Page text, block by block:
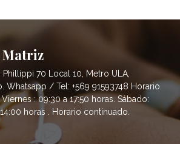
Matriz
Phillippi 70 Local 10, Metro ULA,
Whatsapp / Tel: +569 91593748 Horario
Viernes : 09:30 a 17:50 horas. Sábado:
horas . Horario continuado.